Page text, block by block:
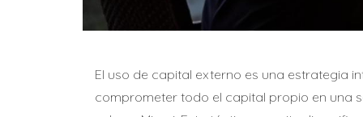
El uso de capital externo es una estrategia
comprometer todo el capital propio en una